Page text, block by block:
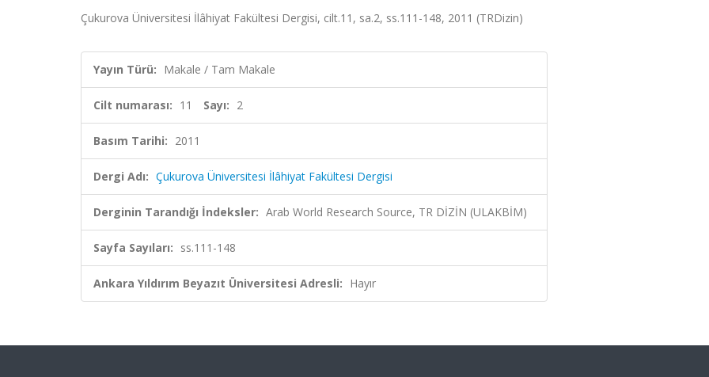
Çukurova Üniversitesi İlâhiyat Fakültesi Dergisi, cilt.11, sa.2, ss.111-148, 2011 (TRDizin)
Yayın Türü: Makale / Tam Makale
Cilt numarası: 11 Sayı: 2
Basım Tarihi: 2011
Dergi Adı: Çukurova Üniversitesi İlâhiyat Fakültesi Dergisi
Derginin Tarandığı İndeksler: Arab World Research Source, TR DİZİN (ULAKBİM)
Sayfa Sayıları: ss.111-148
Ankara Yıldırım Beyazıt Üniversitesi Adresli: Hayır